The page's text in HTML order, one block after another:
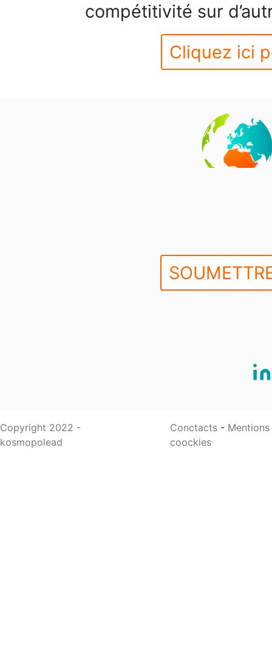
compétitivité sur
Cliquez ici
Copyright 2022 -
kosmopolead
Conctacts -
coockies